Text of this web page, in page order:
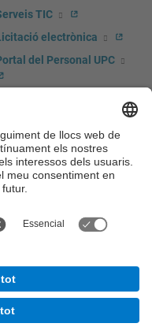
TIC
electrònica
del Personal UPC
marxandatge
de premsa
i salut
i emergències
BarcelonaTech